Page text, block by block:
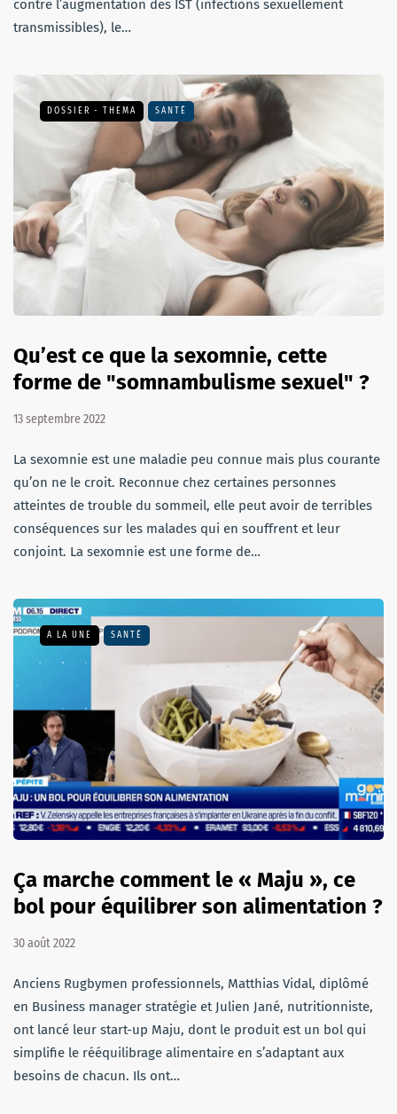
contre l’augmentation des IST (infections sexuellement
transmissibles), le…
DOSSIER - THEMA SANTÉ
Qu’est ce que la sexomnie, cette
forme de "somnambulisme sexuel" ?
13 septembre 2022
La sexomnie est une maladie peu connue mais plus courante
qu’on ne le croit. Reconnue chez certaines personnes
atteintes de trouble du sommeil, elle peut avoir de terribles
conséquences sur les malades qui en souffrent et leur
conjoint. La sexomnie est une forme de…
A LA UNE SANTÉ
Ça marche comment le « Maju », ce
bol pour équilibrer son alimentation ?
30 août 2022
Anciens Rugbymen professionnels, Matthias Vidal, diplômé
en Business manager stratégie et Julien Jané, nutritionniste,
ont lancé leur start-up Maju, dont le produit est un bol qui
simplifie le rééquilibrage alimentaire en s’adaptant aux
besoins de chacun. Ils ont…